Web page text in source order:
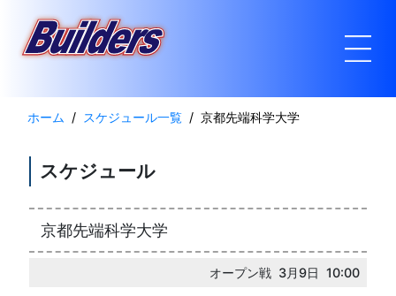
ホーム スケジュール一覧 京都先端科学大学
スケジュール
京都先端科学大学
オープン戦 3月9日 10:00